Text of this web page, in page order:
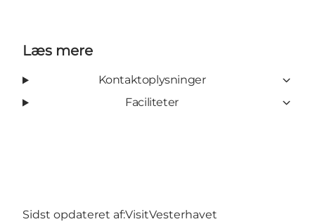
Læs mere
Kontaktoplysninger
Faciliteter
Sidst opdateret af:VisitVesterhavet